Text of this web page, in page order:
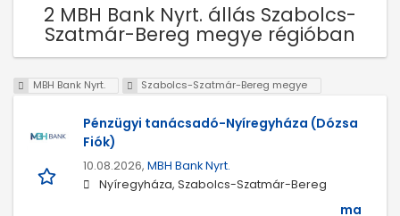
2 MBH Bank Nyrt. állás Szabolcs-
Szatmár-Bereg megye régióban
MBH Bank Nyrt. Szabolcs-Szatmár-Bereg megye
Pénzügyi tanácsadó-Nyíregyháza (Dózsa
Fiók)
10.08.2026, MBH Bank Nyrt.
Nyíregyháza, Szabolcs-Szatmár-Bereg
ma